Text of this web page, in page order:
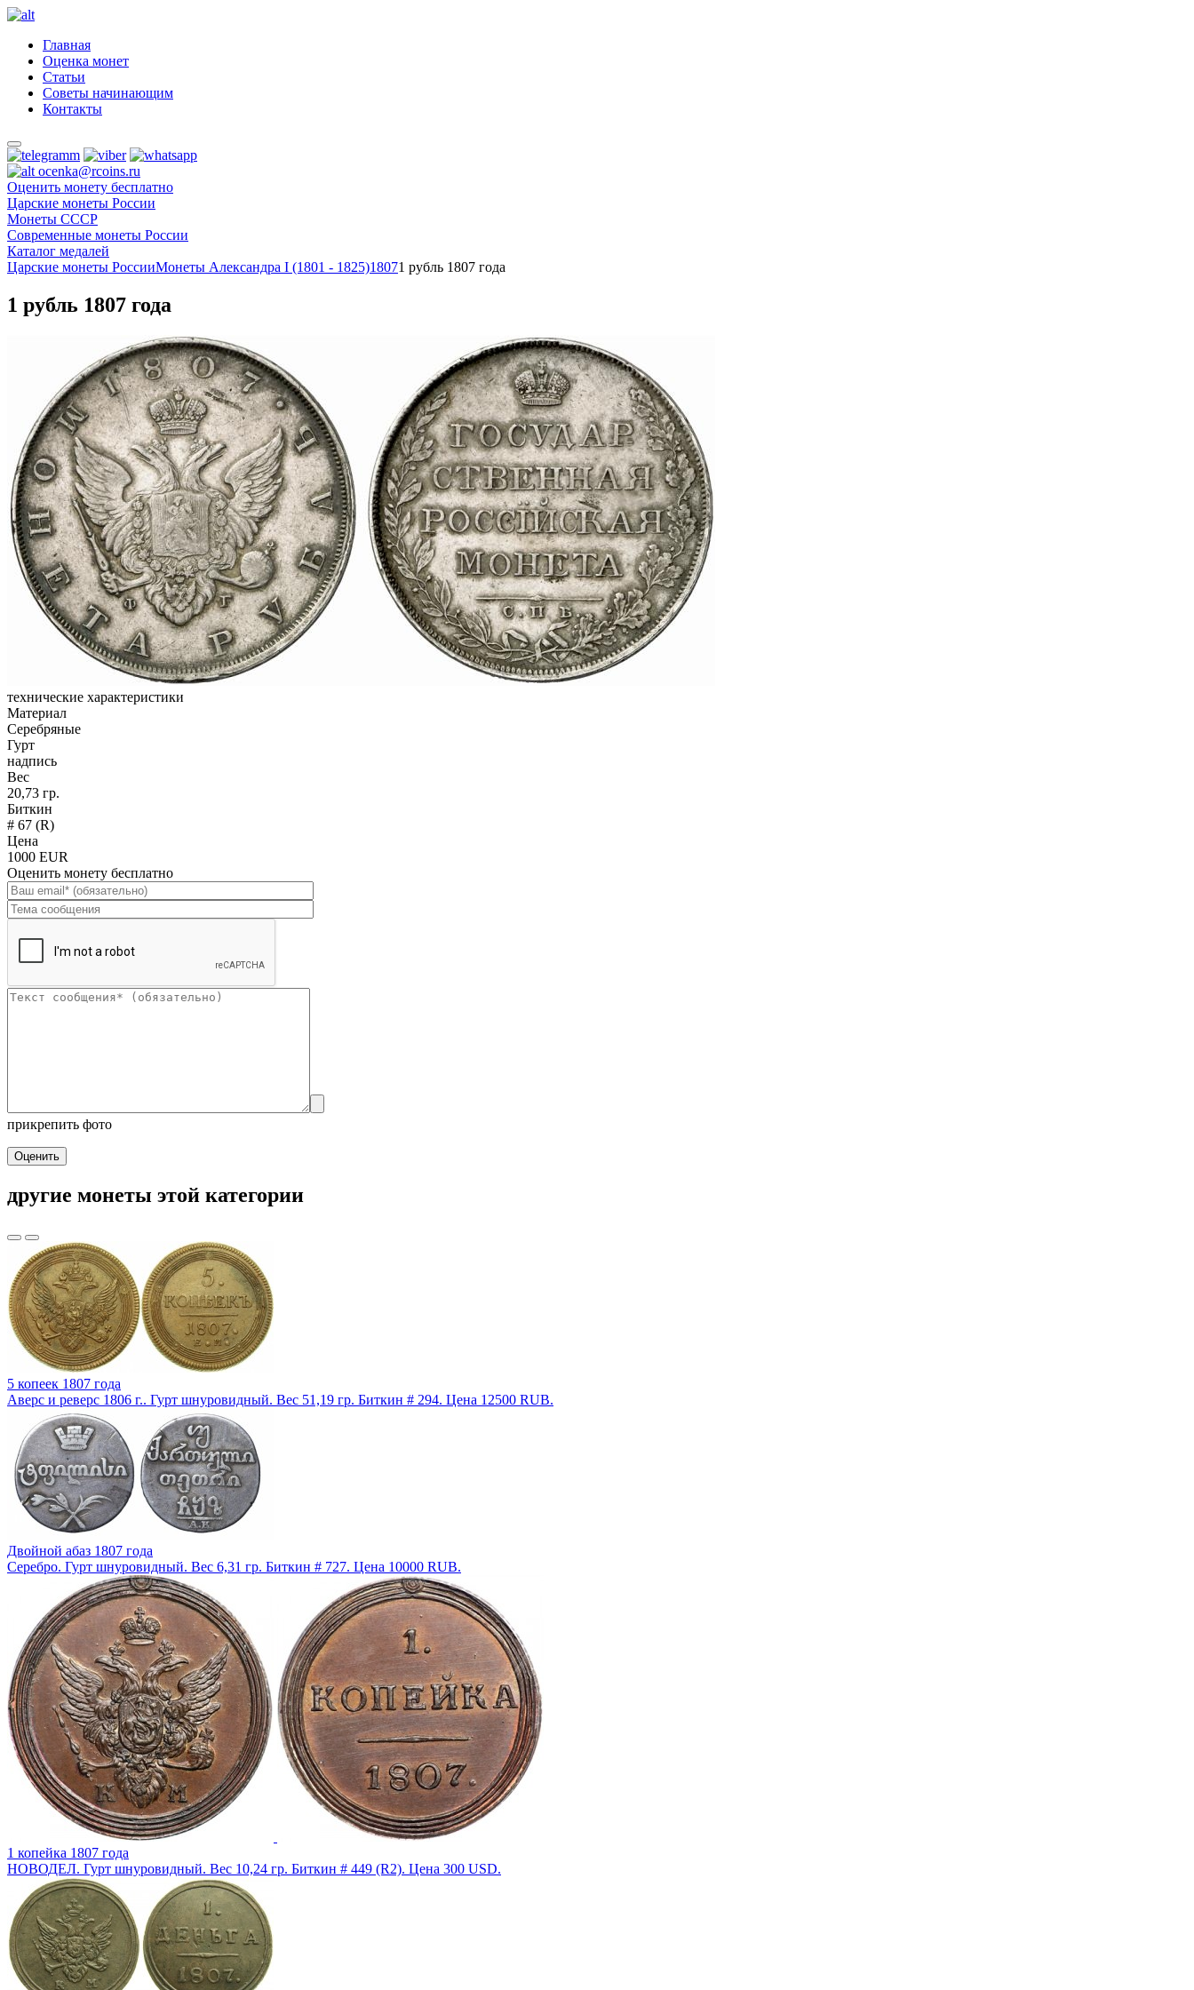
Главная
Оценка монет
Статьи
Советы начинающим
Контакты
ocenka@rcoins.ru
Оценить монету бесплатно
Царские монеты России
Монеты СССР
Современные монеты России
Каталог медалей
Царские монеты РоссииМонеты Александра I (1801 - 1825)18071 рубль 1807 года
1 рубль 1807 года
технические характеристики
Материал
Серебряные
Гурт
надпись
Вес
20,73 гр.
Биткин
# 67 (R)
Цена
1000 EUR
Оценить монету бесплатно
прикрепить фото
Оценить
другие монеты этой категории
5 копеек 1807 года
Аверс и реверс 1806 г.. Гурт шнуровидный. Вес 51,19 гр. Биткин # 294. Цена 12500 RUB.
Двойной абаз 1807 года
Серебро. Гурт шнуровидный. Вес 6,31 гр. Биткин # 727. Цена 10000 RUB.
1 копейка 1807 года
НОВОДЕЛ. Гурт шнуровидный. Вес 10,24 гр. Биткин # 449 (R2). Цена 300 USD.